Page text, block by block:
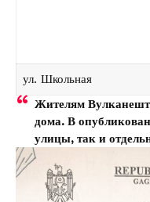
ул. Школьная
Жителям
дома. В
улицы, так и